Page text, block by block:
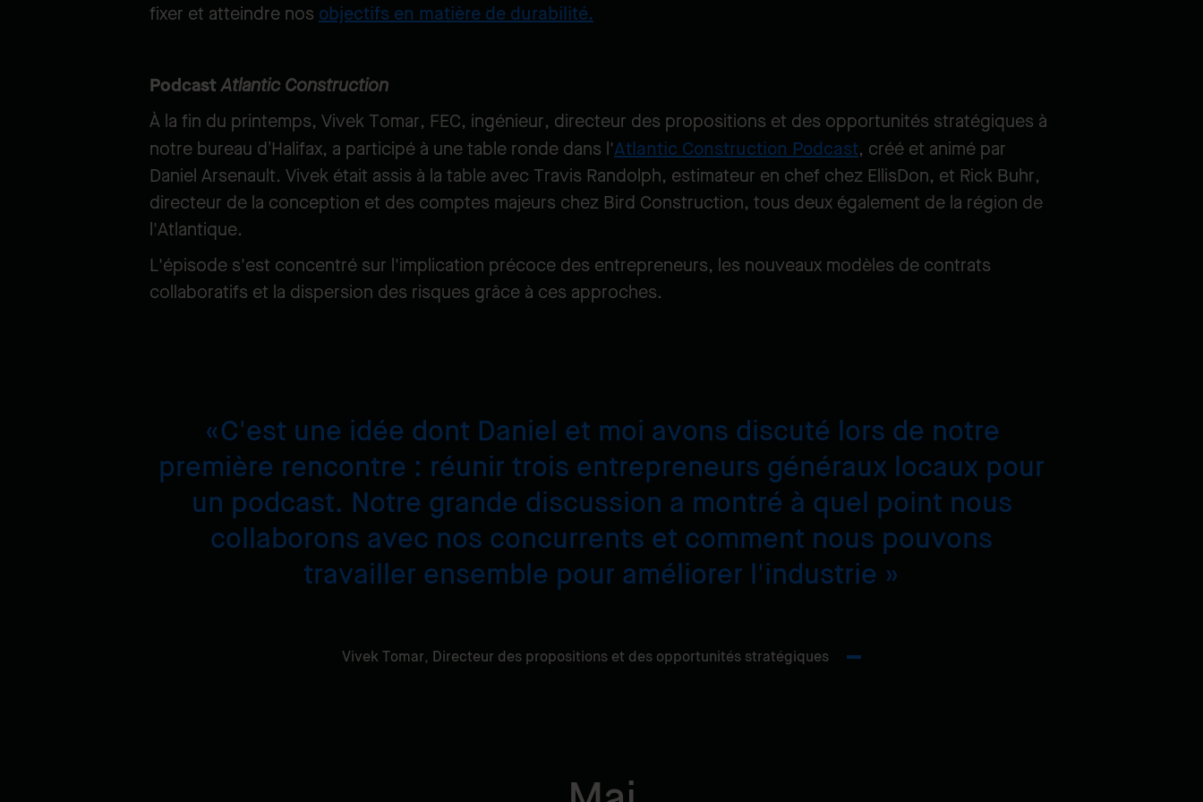
fixer et atteindre nos objectifs en matière de durabilité.
PodcastAtlantic Construction
À la fin du printemps, Vivek Tomar, FEC, ingénieur, directeur des propositions et des opportunités stratégiques à
notre bureau d’Halifax, a participé à une table ronde dans l'Atlantic Construction Podcast, créé et animé par
Daniel Arsenault. Vivek était assis à la table avec Travis Randolph, estimateur en chef chez EllisDon, et Rick Buhr,
directeur de la conception et des comptes majeurs chez Bird Construction, tous deux également de la région de
l'Atlantique.
L'épisode s'est concentré sur l'implication précoce des entrepreneurs, les nouveaux modèles de contrats
collaboratifs et la dispersion des risques grâce à ces approches.
C'est une idée dont Daniel et moi avons discuté lors de notre
première rencontre : réunir trois entrepreneurs généraux locaux pour
un podcast. Notre grande discussion a montré à quel point nous
collaborons avec nos concurrents et comment nous pouvons
travailler ensemble pour améliorer l'industrie
Vivek Tomar, Directeur des propositions et des opportunités stratégiques